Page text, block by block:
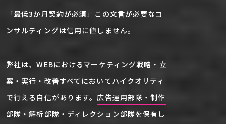
「最低3か月契約が必須」この文言が必要なコ
ンサルティングは信用に値しません。
弊社は、WEBにおけるマーケティング戦略・立
案・実行・改善すべてにおいてハイクオリティ
で行える自信があります。広告運用部隊・制作
部隊・解析部隊・ディレクション部隊を保有 し